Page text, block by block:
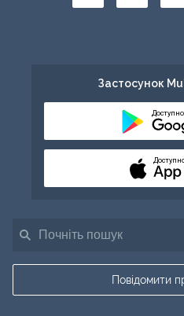
Повідомити
Застосунок